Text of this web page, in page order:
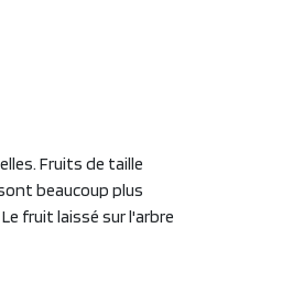
Fruits de taille
beaucoup plus
fruit laissé sur l'arbre